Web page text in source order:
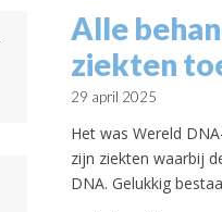
Alle
ziekten
29 april 2025
Het was Wereld
zijn ziekten waarbij
DNA. Gelukkig